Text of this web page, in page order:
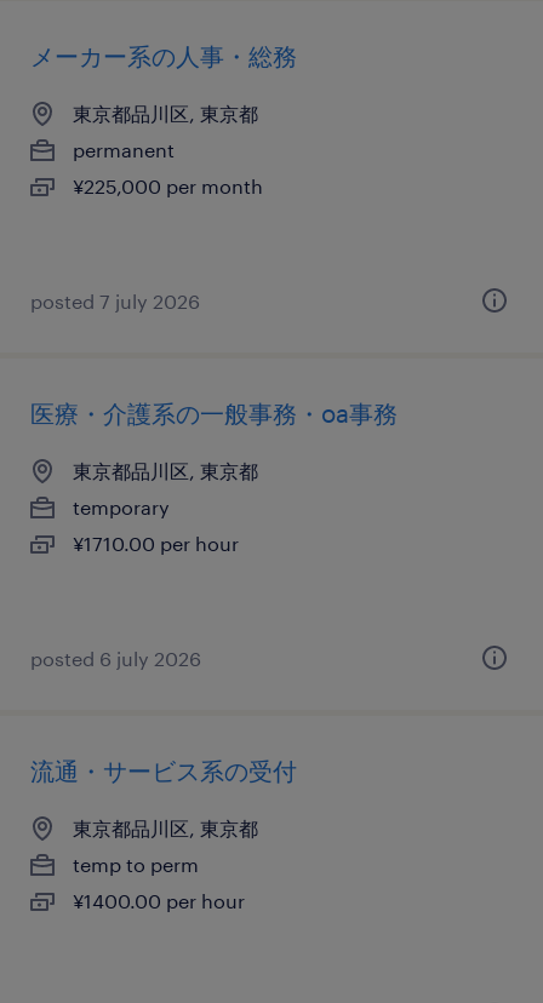
メーカー系の人事・総務
東京都品川区, 東京都
permanent
¥225,000 per month
posted 7 july 2026
医療・介護系の一般事務・oa事務
東京都品川区, 東京都
temporary
¥1710.00 per hour
posted 6 july 2026
流通・サービス系の受付
東京都品川区, 東京都
temp to perm
¥1400.00 per hour